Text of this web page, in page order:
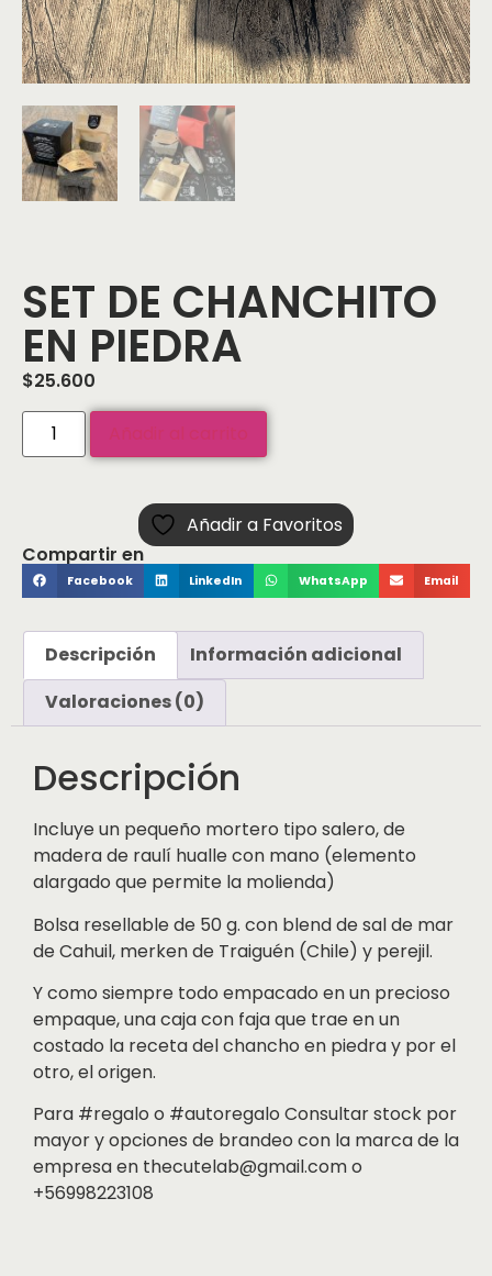
SET DE CHANCHITO
EN PIEDRA
$25.600
Añadir a Favoritos
Compartir en
Facebook LinkedIn WhatsApp Email
Descripción
Información adicional
Valoraciones (0)
Descripción
Incluye un pequeño mortero tipo salero, de
madera de raulí hualle con mano (elemento
alargado que permite la molienda)
Bolsa resellable de 50 g. con blend de sal de mar
de Cahuil, merken de Traiguén (Chile) y perejil.
Y como siempre todo empacado en un precioso
empaque, una caja con faja que trae en un
costado la receta del chancho en piedra y por el
otro, el origen.
Para #regalo o #autoregalo Consultar stock por
mayor y opciones de brandeo con la marca de la
empresa en thecutelab@gmail.com o
+56998223108